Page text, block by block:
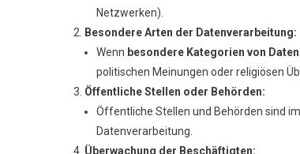
Netzwerken).
Besondere Arten der Datenverarbeitung:
Wenn besondere Kategorien von Daten
politischen Meinungen oder religiösen
Öffentliche Stellen oder Behörden:
Öffentliche Stellen und Behörden sind
Datenverarbeitung.
Überwachung der Beschäftigten: